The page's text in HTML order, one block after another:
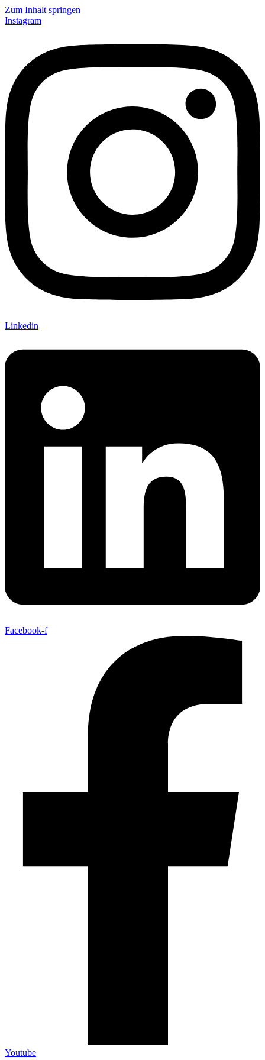
Zum Inhalt springen
Instagram
Linkedin
Facebook-f
Youtube